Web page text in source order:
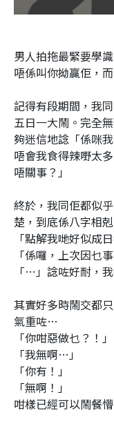
男人拍拖最緊要學
唔係叫你拗贏佢，
記得有段期間，我
五日一大鬧。完全
夠迷信地諗「係咪
唔會我食得辣嘢太
唔關事？」
終於，我同佢都似
楚，到底係八字相
「點解我哋好似成
「係囉，上次因乜事
「…」諗咗好耐，
其實好多時鬧交都
氣重咗…
「你咁惡做乜？！」
「我無啊…」
「你有！」
「無啊！」
咁樣已經可以鬧餐